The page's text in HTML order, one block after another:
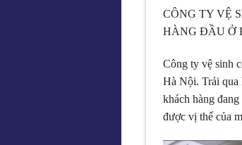
CÔNG TY VỆ
HÀNG ĐẦU Ở
Công ty vệ sinh
Hà Nội. Trải qua
khách hàng
được vị thế của